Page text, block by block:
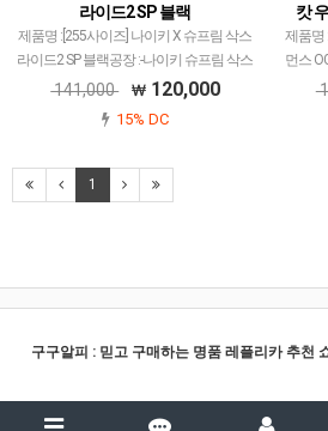
라이드2 SP 블랙
제품명 :[255사이즈] 나이키 X 슈프림 삭스
라이드2 SP 블랙공장 :-나이키 슈프림 삭스
라이드2는 메이저 공장에서 취급되는 곳
는 스프링 에어에 새겨진 레터링이긁혀있
141,000 120,000
15% DC
캇
제품명
먼스
던1
화된
1
구구알피 : 믿고 구매하는 명품 레플리카 추천